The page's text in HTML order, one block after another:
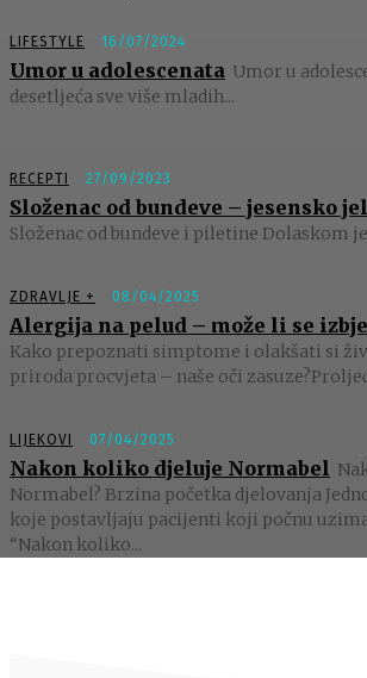
LIFESTYLE 16/07/2024
Umor u adolescenata Umor u
desetljeća sve više mladih...
RECEPTI 27/09/2023
Složenac od bundeve – jesensko
Složenac od bundeve i piletine Dolaskom
ZDRAVLJE + 08/04/2025
Alergija na pelud – može li se
Kako prepoznati simptome i olakšati si
priroda procvjeta – naše oči
LIJEKOVI 07/04/2025
Nakon koliko djeluje Normabel
Normabel? Brzina početka djelovanja
koje postavljaju pacijenti koji počnu
“Nakon koliko...